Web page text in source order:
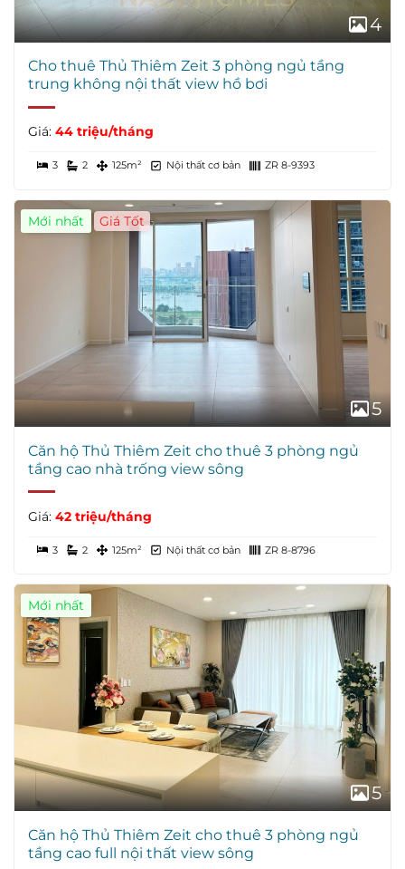
4
Cho thuê Thủ Thiêm Zeit 3 phòng ngủ tầng
trung không nội thất view hồ bơi
Giá: 44 triệu/tháng
3 2 125m² Nội thất cơ bản ZR 8-9393
Mới nhất Giá Tốt
5
Căn hộ Thủ Thiêm Zeit cho thuê 3 phòng ngủ
tầng cao nhà trống view sông
Giá: 42 triệu/tháng
3 2 125m² Nội thất cơ bản ZR 8-8796
Mới nhất
5
Căn hộ Thủ Thiêm Zeit cho thuê 3 phòng ngủ
tầng cao full nội thất view sông